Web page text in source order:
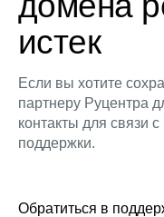
истек
Если вы хотите
партнеру Руцентра
контакты для связи
поддержки.
Обратиться в